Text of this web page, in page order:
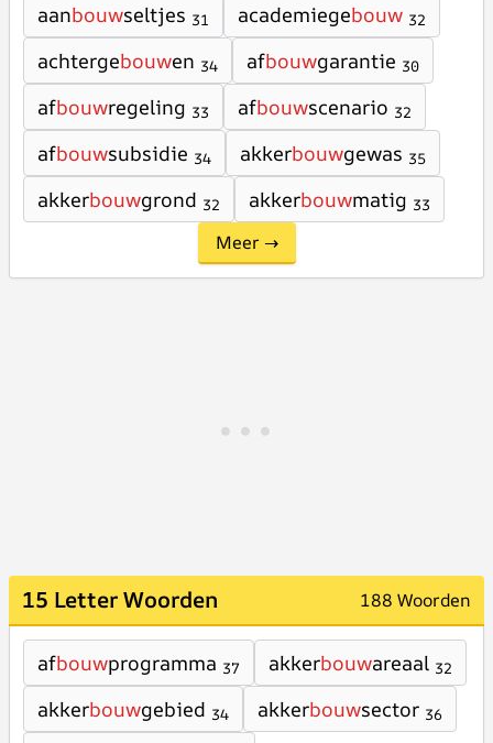
aanbouwseltjes 31 academiegebouw 32
achtergebouwen 34 afbouwgarantie 30
afbouwregeling 33 afbouwscenario 32
afbouwsubsidie 34 akkerbouwgewas 35
akkerbouwgrond 32 akkerbouwmatig 33
Meer →
15 Letter Woorden 188 Woorden
afbouwprogramma 37 akkerbouwareaal 32
akkerbouwgebied 34 akkerbouwsector 36